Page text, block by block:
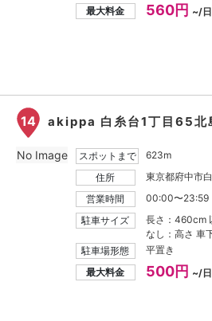
最大料金
560円 ~/日
14 akippa 白糸台1丁目65
スポットまで
623m
住所
東京都府中市
営業時間
00:00〜23:59
駐車サイズ
長さ：460cm
なし：高さ 車
駐車場形態
平置き
最大料金
500円 ~/日
No Image